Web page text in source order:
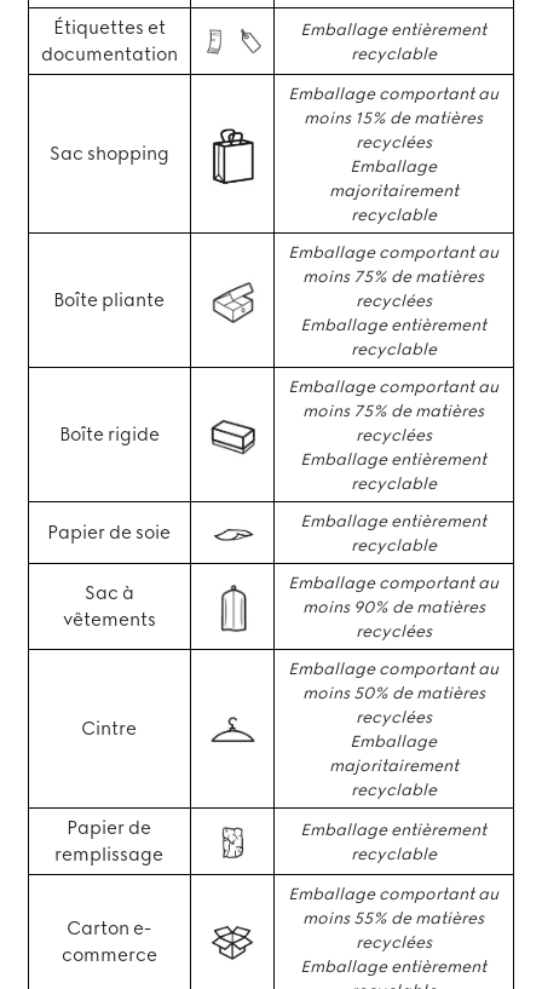
Étiquettes et
documentation
Emballage entièrement
recyclable
Sac shopping
Emballage comportant au
moins 15% de matières
recyclées
Emballage
majoritairement
recyclable
Boîte pliante
Emballage comportant au
moins 75% de matières
recyclées
Emballage entièrement
recyclable
Boîte rigide
Emballage comportant au
moins 75% de matières
recyclées
Emballage entièrement
recyclable
Papier de soie
Emballage entièrement
recyclable
Sac à
vêtements
Emballage comportant au
moins 90% de matières
recyclées
Cintre
Emballage comportant au
moins 50% de matières
recyclées
Emballage
majoritairement
recyclable
Papier de
remplissage
Emballage entièrement
recyclable
Carton e-
commerce
Emballage comportant au
moins 55% de matières
recyclées
Emballage entièrement